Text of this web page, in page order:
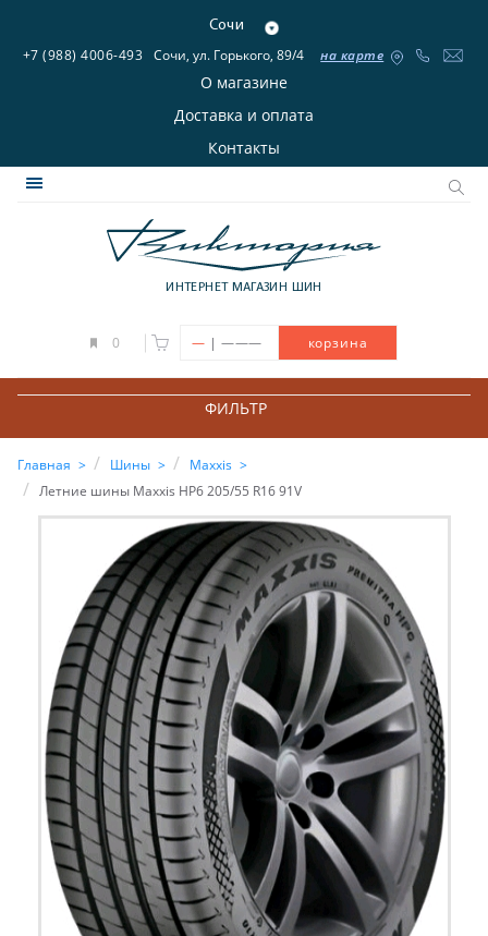
Сочи
+7 (988) 4006-493 Сочи, ул. Горького, 89/4 на карте
О магазине
Доставка и оплата
Контакты
ИНТЕРНЕТ МАГАЗИН ШИН
0 — | ——— корзина
ФИЛЬТР
Главная Шины
Maxxis
Летние шины Maxxis HP6 205/55 R16 91V